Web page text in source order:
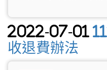
2022-07-01
收退費辦法